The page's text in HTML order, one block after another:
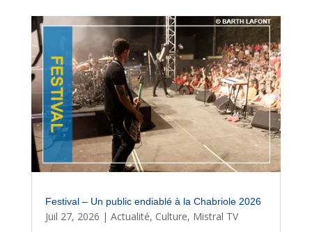
Festival – Un public endiablé à la Chabriole 2026
Juil 27, 2026 | Actualité, Culture, Mistral TV